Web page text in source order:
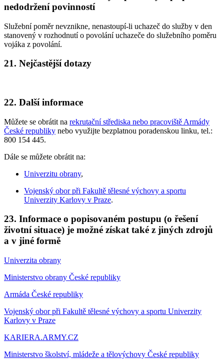
nedodržení povinností
Služební poměr nevznikne, nenastoupí-li uchazeč do služby v den
stanovený v rozhodnutí o povolání uchazeče do služebního poměru
vojáka z povolání.
21. Nejčastější dotazy
22. Další informace
Můžete se obrátit na rekrutační střediska nebo pracoviště Armády
České republiky nebo využijte bezplatnou poradenskou linku, tel.:
800 154 445.
Dále se můžete obrátit na:
Univerzitu obrany,
Vojenský obor při Fakultě tělesné výchovy a sportu
Univerzity Karlovy v Praze.
23. Informace o popisovaném postupu (o řešení
životní situace) je možné získat také z jiných zdrojů
a v jiné formě
Univerzita obrany
Ministerstvo obrany České republiky
Armáda České republiky
Vojenský obor při Fakultě tělesné výchovy a sportu Univerzity
Karlovy v Praze
KARIERA.ARMY.CZ
Ministerstvo školství, mládeže a tělovýchovy České republiky